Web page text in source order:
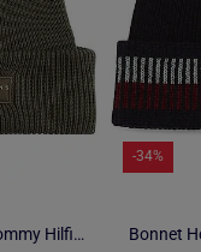
Bonnet Homme Tommy Hilfiger
-34%